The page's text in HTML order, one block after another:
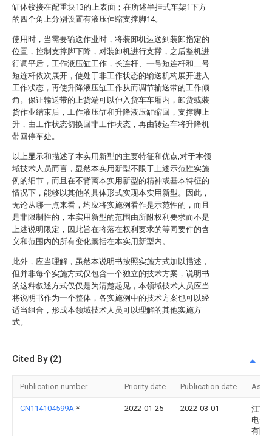
缸体铰接在配重块13的上表面；在所述半挂式车架1下方
的四个角上分别设置有液压伸缩支撑脚14。
使用时，当需要输送作业时，将装卸机运送到装卸指定的
位置，控制支撑脚下降，对装卸机进行支撑，之后整机进
行调平后，工作液压缸工作，长连杆、一号短连杆和二号
短连杆依次展开，使处于非工作状态的输送机构展开进入
工作状态，再使升降液压缸工作从而调节输送带的工作倾
角。保证输送带的上货端可以伸入货车车厢内，卸货或装
货作业结束后，工作液压缸和升降液压缸缩回，支撑脚上
升，由工作状态切换回非工作状态，再由转运车将升降机
带回停车处。
以上显示和描述了本实用新型的主要特征和优点,对于本领
域技术人员而言，显然本实用新型不限于上述示范性实施
例的细节，而且在不背离本实用新型的精神或基本特征的
情况下，能够以其他的具体形式实现本实用新型。因此，
无论从哪一点来看，均应将实施例看作是示范性的，而且
是非限制性的，本实用新型的范围由所附权利要求而不是
上述说明限定，因此旨在将落在权利要求的等同要件的含
义和范围内的所有变化囊括在本实用新型内。
此外，应当理解，虽然本说明书按照实施方式加以描述，
但并非每个实施方式仅包含一个独立的技术方案，说明书
的这种叙述方式仅仅是为清楚起见，本领域技术人员应当
将说明书作为一个整体，各实施例中的技术方案也可以经
适当组合，形成本领域技术人员可以理解的其他实施方
式。
Cited By (2)
Publication number Priority date Publication date
CN114104599A * 2022-01-25 2022-03-01
江苏
电子
有限